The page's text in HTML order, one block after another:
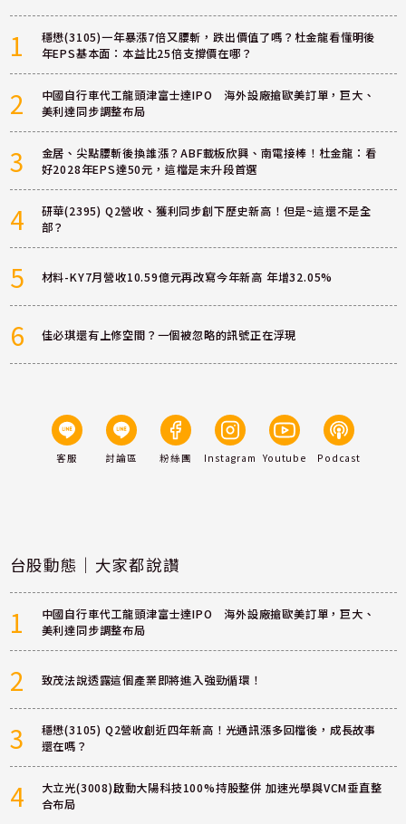
1
穩懋(3105)一年暴漲7倍又腰斬，跌出價值了嗎？杜金龍看懂明後
年EPS基本面：本益比25倍支撐價在哪？
2
中國自行車代工龍頭津富士達IPO 海外設廠搶歐美訂單，巨大、
美利達同步調整布局
3
金居、尖點腰斬後換誰漲？ABF載板欣興、南電接棒！杜金龍：看
好2028年EPS達50元，這檔是末升段首選
4
研華(2395) Q2營收、獲利同步創下歷史新高！但是~這還不是全
部？
5 材料-KY7月營收10.59億元再改寫今年新高 年增32.05%
6 佳必琪還有上修空間？一個被忽略的訊號正在浮現
客服 討論區 粉絲團 Instagram Youtube Podcast
台股動態｜大家都說讚
1
中國自行車代工龍頭津富士達IPO 海外設廠搶歐美訂單，巨大、
美利達同步調整布局
2 致茂法說透露這個產業即將進入強勁循環！
3
穩懋(3105) Q2營收創近四年新高！光通訊漲多回檔後，成長故事
還在嗎？
4
大立光(3008)啟動大陽科技100%持股整併 加速光學與VCM垂直整
合布局